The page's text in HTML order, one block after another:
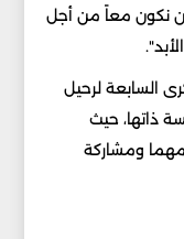
أن نكون معاً من أجل
السابعة لرحيل
في الكنيسة ذاتها، حيث
ومشاركة